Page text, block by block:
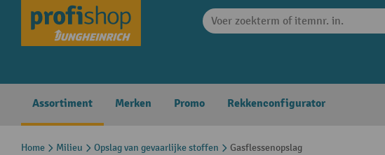
Skip to main navigation
Assortiment Merken Promo Rekkenconfigurator
Home Milieu Opslag van gevaarlijke stoffen Gasflessenopslag